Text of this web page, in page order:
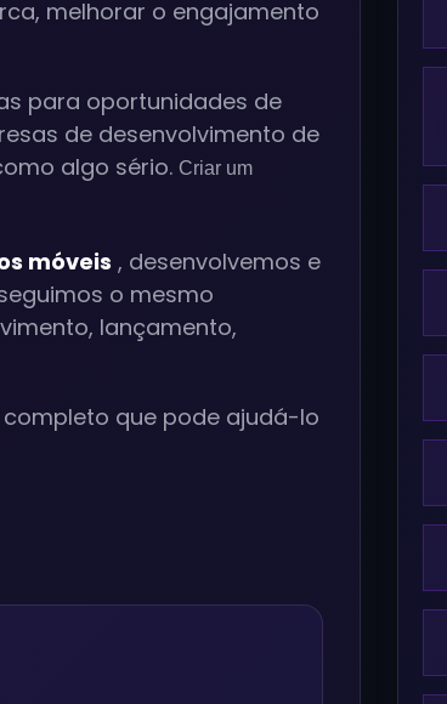
melhorar o engajamento
para oportunidades de
de desenvolvimento de
algo sério. Criar um
móveis , desenvolvemos e
o mesmo
lançamento,
que pode ajudá-lo